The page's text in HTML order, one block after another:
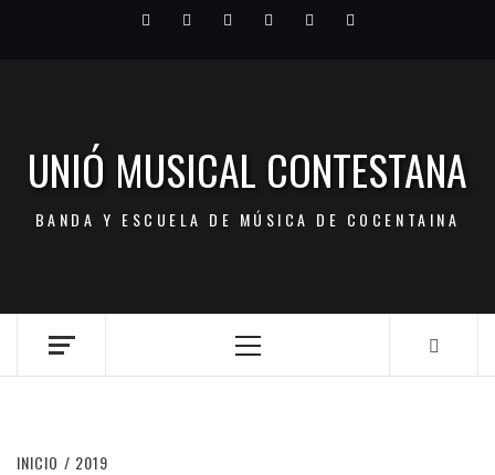
FacebookTwitterYoutubeVimeo PinterestLinkedIn
UNIÓ MUSICAL CONTESTANA
BANDA Y ESCUELA DE MÚSICA DE COCENTAINA
Menú
INICIO 2019